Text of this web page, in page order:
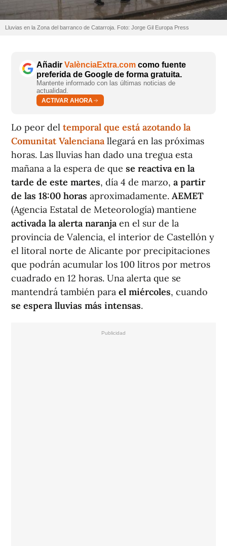
Lluvias en la Zona del barranco de Catarroja. Foto: Jorge Gil Europa Press
Añadir ValènciaExtra.com como fuente
preferida de Google de forma gratuita.
Mantente informado con las últimas noticias de
actualidad.
ACTIVAR AHORA
Lo peor del temporal que está azotando la
Comunitat Valenciana llegará en las próximas
horas. Las lluvias han dado una tregua esta
mañana a la espera de que se reactiva en la
tarde de este martes, día 4 de marzo, a partir
de las 18:00 horas aproximadamente. AEMET
(Agencia Estatal de Meteorología) mantiene
activada la alerta naranja en el sur de la
provincia de Valencia, el interior de Castellón y
el litoral norte de Alicante por precipitaciones
que podrán acumular los 100 litros por metros
cuadrado en 12 horas. Una alerta que se
mantendrá también para el miércoles, cuando
se espera lluvias más intensas.